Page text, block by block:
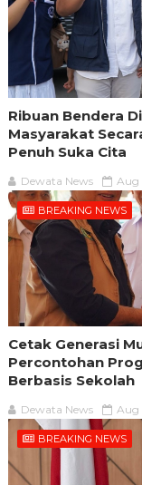
Ribuan Bendera
Masyarakat
Penuh Suka Cita
Dewata News Aug
BREAKING NEWS
Cetak Generasi
Percontohan
Berbasis Sekolah
Dewata News Aug
BREAKING NEWS